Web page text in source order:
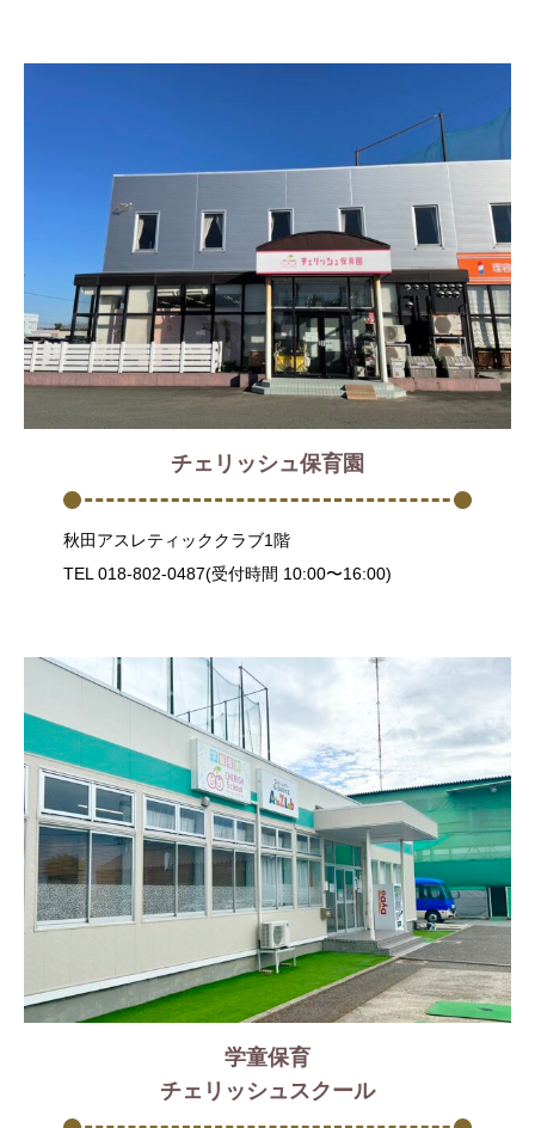
チェリッシュ保育園
秋田アスレティッククラブ1階
TEL 018-802-0487(受付時間 10:00〜16:00)
学童保育
チェリッシュスクール